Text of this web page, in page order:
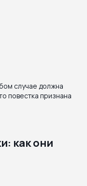
случае должна
повестка признана
как они